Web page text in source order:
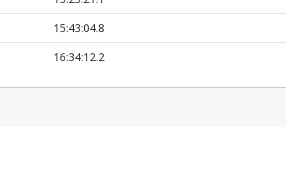
15:43:04.8
16:34:12.2